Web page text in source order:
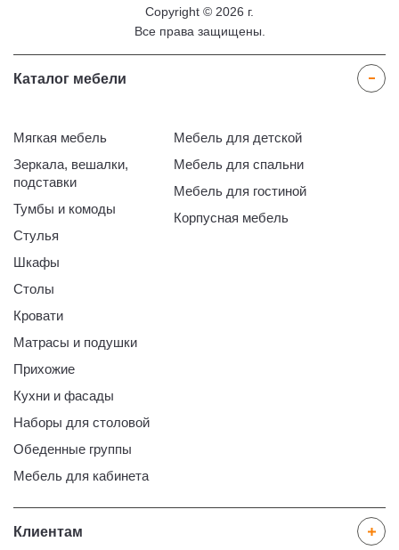
Copyright © 2026 г.
Все права защищены.
Каталог мебели
Мягкая мебель
Зеркала, вешалки,
подставки
Тумбы и комоды
Стулья
Шкафы
Столы
Кровати
Матрасы и подушки
Прихожие
Кухни и фасады
Наборы для столовой
Обеденные группы
Мебель для кабинета
Мебель для детской
Мебель для спальни
Мебель для гостиной
Корпусная мебель
Клиентам